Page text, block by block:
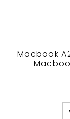
Macbook